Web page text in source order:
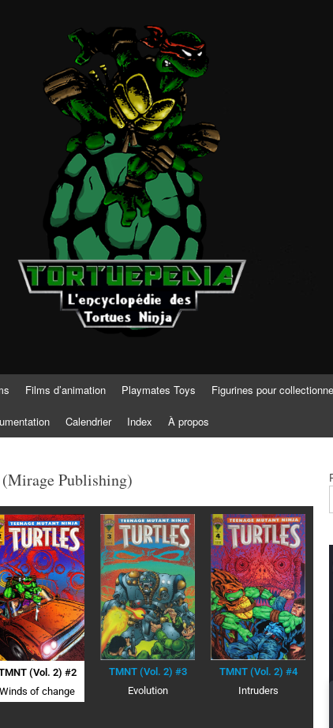
Films d’animation Playmates Toys Figurines pour
Calendrier Index À propos
Publishing)
(Vol. 2) #2
Winds of change
TMNT (Vol. 2) #3
Evolution
TMNT (Vol. 2) #4
Intruders